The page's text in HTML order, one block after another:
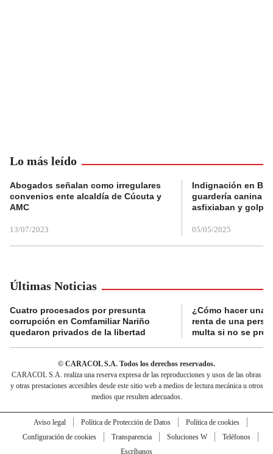
Lo más leído
Abogados señalan como irregulares
convenios ente alcaldía de Cúcuta y
AMC
13/07/2023
Indignación en
guardería canina
asfixiaban y
05/05/2025
Últimas Noticias
Cuatro procesados por presunta
corrupción en Comfamiliar Nariño
quedaron privados de la libertad
¿Cómo hacer una
renta de una
multa si no se
© CARACOL S.A. Todos los derechos reservados.
CARACOL S.A. realiza una reserva expresa de las reproducciones y usos de las obras
y otras prestaciones accesibles desde este sitio web a medios de lectura mecánica u otros
medios que resulten adecuados.
Aviso legal Política de Protección de Datos
Política de cookies
Configuración de cookies
Transparencia Soluciones W
Teléfonos
Escríbanos